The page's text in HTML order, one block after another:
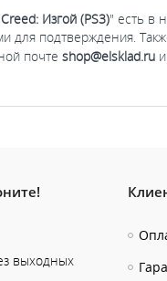
Изгой (PS3)" есть в
для подтверждения.
почте shop@elsklad.ru
выходных